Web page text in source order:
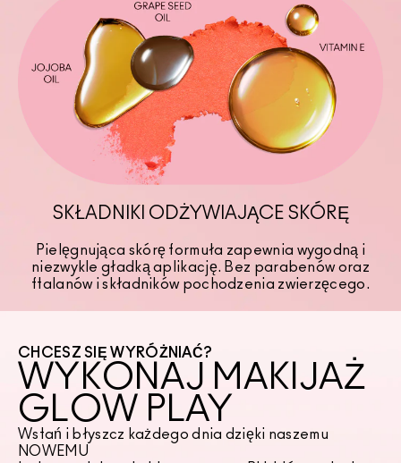
SKŁADNIKI ODŻYWIAJĄCE SKÓRĘ
Pielęgnująca skórę formuła zapewnia wygodną i
niezwykle gładką aplikację. Bez parabenów oraz
ftalanów i składników pochodzenia zwierzęcego.
CHCESZ SIĘ WYRÓŻNIAĆ?
WYKONAJ MAKIJAŻ
GLOW PLAY
Wstań i błyszcz każdego dnia dzięki naszemu
NOWEMU